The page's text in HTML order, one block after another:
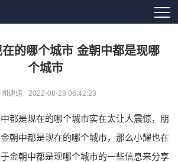
的哪个城市 金朝中都是现哪
个城市
闻速递 2022-08-28 06:42:23
都是现在的哪个城市实在太让人震惊，朋
朝中都是现在的哪个城市，那么小耀也在
金朝中都是现哪个城市的一些信息来分享